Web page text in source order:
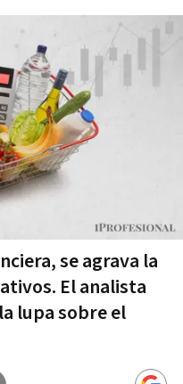
se agrava la
El analista
lupa sobre el